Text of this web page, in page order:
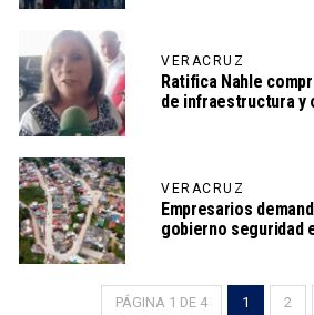
VERACRUZ
Ratifica Nahle
de infraestructura y
VERACRUZ
Empresarios
gobierno seguridad
PÁGINA 1 DE 4 1 2